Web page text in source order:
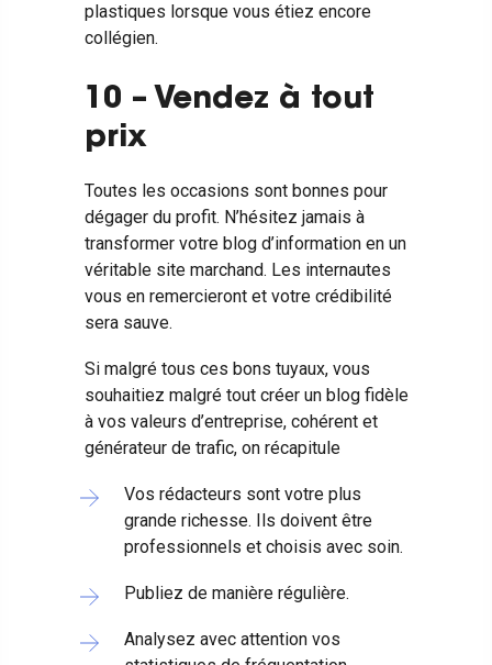
plastiques lorsque vous étiez encore
collégien.
10 – Vendez à tout
prix
Toutes les occasions sont bonnes pour
dégager du profit. N’hésitez jamais à
transformer votre blog d’information en un
véritable site marchand. Les internautes
vous en remercieront et votre crédibilité
sera sauve.
Si malgré tous ces bons tuyaux, vous
souhaitiez malgré tout créer un blog fidèle
à vos valeurs d’entreprise, cohérent et
générateur de trafic, on récapitule
Vos rédacteurs sont votre plus
grande richesse. Ils doivent être
professionnels et choisis avec soin.
Publiez de manière régulière.
Analysez avec attention vos